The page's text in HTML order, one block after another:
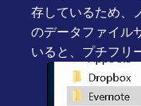
存しているため、
のデータファイル
いると、プチフリ